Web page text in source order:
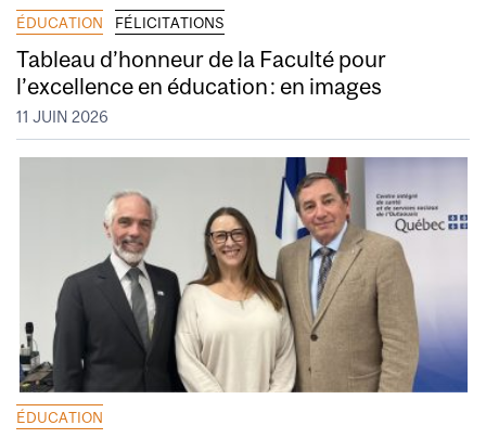
ÉDUCATION FÉLICITATIONS
Tableau d’honneur de la Faculté pour
l’excellence en éducation : en images
11 JUIN 2026
ÉDUCATION